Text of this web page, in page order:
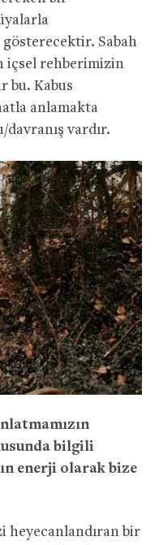
gösterecektir. Sabah
içsel rehberimizin
bu. Kabus
anlamakta
vardır.
bilgili
enerji olarak bize
heyecanlandıran bir